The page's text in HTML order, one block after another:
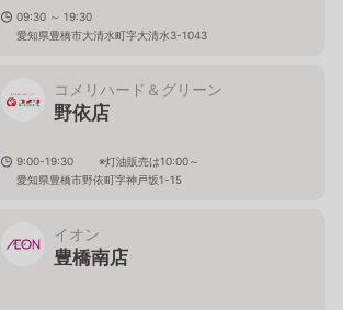
09:30 ～ 19:30
愛知県豊橋市大清水町字大清水3-1043
コメリハード＆グリーン
野依店
9:00-19:30 ※灯油販売は10:00～
愛知県豊橋市野依町字神戸坂1-15
イオン
豊橋南店